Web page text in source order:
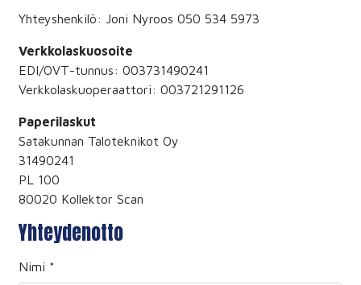
Yhteyshenkilö: Joni Nyroos 050 534 5973
Verkkolaskuosoite
EDI/OVT-tunnus: 003731490241
Verkkolaskuoperaattori: 003721291126
Paperilaskut
Satakunnan Taloteknikot Oy
31490241
PL 100
80020 Kollektor Scan
Yhteydenotto
Nimi *